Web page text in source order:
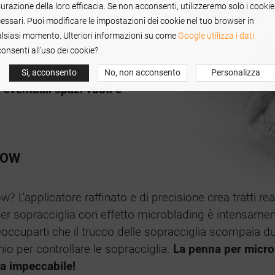
delineare le
un effetto sopracciglia
trattamento di
punta ispirata al
di creare tratti simili a
spazi vuoti e
L'applicatore raffinato e di precisione crea tratti
sopracciglia con effetto microblading è
che il trucco delle sopracciglia scompaia
per controllare le sopracciglia. La penna per
impeccabile!
della loro efficacia. Se non acconsenti, utilizzeremo solo i cookie
Puoi modificare le impostazioni dei cookie nel tuo browser in
momento. Ulteriori informazioni su come Google utilizza i dati.
all’uso dei cookie?
Sì, acconsento No, non acconsento Personalizza